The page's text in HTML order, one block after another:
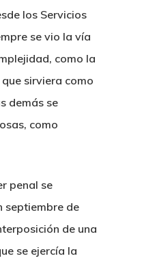
los Servicios
se vio la vía
como la
sirviera como
demás se
como
penal se
septiembre de
de una
se ejercía la